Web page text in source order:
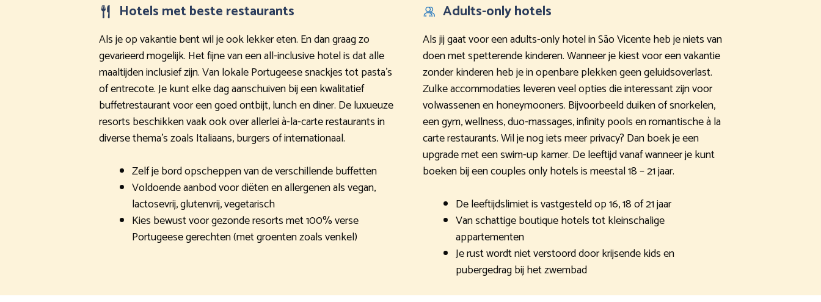
Hotels met beste restaurants
Als je op vakantie bent wil je ook lekker eten. En dan graag zo
gevarieerd mogelijk. Het fijne van een all-inclusive hotel is dat alle
maaltijden inclusief zijn. Van lokale Portugeese snackjes tot pasta’s
of entrecote. Je kunt elke dag aanschuiven bij een kwalitatief
buffetrestaurant voor een goed ontbijt, lunch en diner. De luxueuze
resorts beschikken vaak ook over allerlei à-la-carte restaurants in
diverse thema’s zoals Italiaans, burgers of internationaal.
Zelf je bord opscheppen van de verschillende buffetten
Voldoende aanbod voor diëten en allergenen als vegan,
lactosevrij, glutenvrij, vegetarisch
Kies bewust voor gezonde resorts met 100% verse
Portugeese gerechten (met groenten zoals venkel)
Adults-only hotels
Als jij gaat voor een adults-only hotel in São Vicente heb je niets van
doen met spetterende kinderen. Wanneer je kiest voor een vakantie
zonder kinderen heb je in openbare plekken geen geluidsoverlast.
Zulke accommodaties leveren veel opties die interessant zijn voor
volwassenen en honeymooners. Bijvoorbeeld duiken of snorkelen,
een gym, wellness, duo-massages, infinity pools en romantische à la
carte restaurants. Wil je nog iets meer privacy? Dan boek je een
upgrade met een swim-up kamer. De leeftijd vanaf wanneer je kunt
boeken bij een couples only hotels is meestal 18 – 21 jaar.
De leeftijdslimiet is vastgesteld op 16, 18 of 21 jaar
Van schattige boutique hotels tot kleinschalige
appartementen
Je rust wordt niet verstoord door krijsende kids en
pubergedrag bij het zwembad